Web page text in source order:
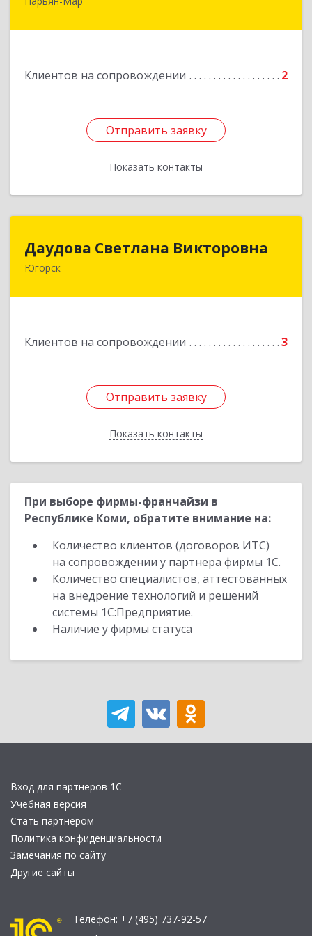
Клиентов на сопровождении 2
Отправить заявку
Показать контакты
Отправить заявку
Назад
Даудова Светлана Викторовна
Югорск
Клиентов на сопровождении 3
Отправить заявку
Показать контакты
Отправить заявку
Назад
При выборе фирмы-франчайзи в
Республике Коми, обратите внимание на:
Количество клиентов (договоров ИТС)
на сопровождении у партнера фирмы 1С.
Количество специалистов, аттестованных
на внедрение технологий и решений
системы 1С:Предприятие.
Наличие у фирмы статуса
Вход для партнеров 1С
Учебная версия
Стать партнером
Политика конфиденциальности
Замечания по сайту
Другие сайты
Телефон: +7 (495) 737-92-57